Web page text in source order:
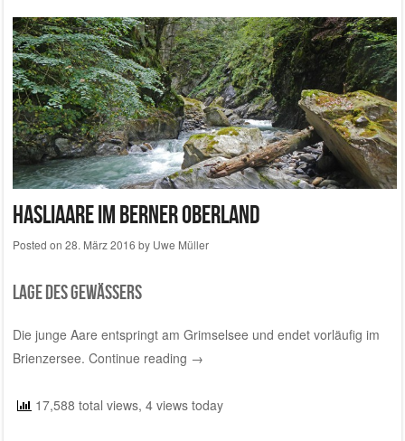
Hasliaare im Berner Oberland
Posted on 28. März 2016 by Uwe Müller
Lage des Gewässers
Die junge Aare entspringt am Grimselsee und endet vorläufig im
Brienzersee. Continue reading →
17,588 total views, 4 views today